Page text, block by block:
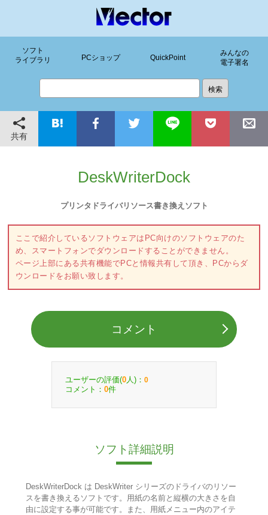
ソフト
ライブラリ
PCショップ QuickPoint
みんなの
電子署名
共有
DeskWriterDock
プリンタドライバリソース書き換えソフト
ここで紹介しているソフトウェアはPC向けのソフトウェアのた
め、スマートフォンでダウンロードすることができません。
ページ上部にある共有機能でPCと情報共有して頂き、PCからダ
ウンロードをお願い致します。
コメント
ユーザーの評価(0 人)： 0
コメント： 0件
ソフト詳細説明
DeskWriterDock は DeskWriter シリーズのドライバのリソー
スを書き換えるソフトです。用紙の名前と縦横の大きさを自
由に設定する事が可能です。また、用紙メニュー内のアイテ